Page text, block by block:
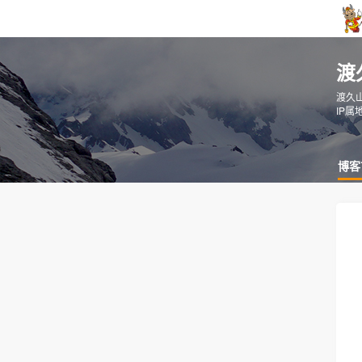
渡久
IP属
博